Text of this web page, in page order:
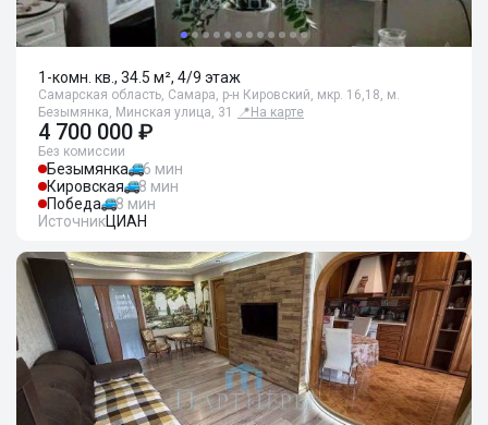
1-комн. кв., 34.5 м², 4/9 этаж
Самарская область, Самара, р-н Кировский, мкр. 16,18, м.
Безымянка, Минская улица, 31
📍 На карте
4 700 000 ₽
Без комиссии
Безымянка
6 мин
Кировская
8 мин
Победа
8 мин
ИсточникЦИАН